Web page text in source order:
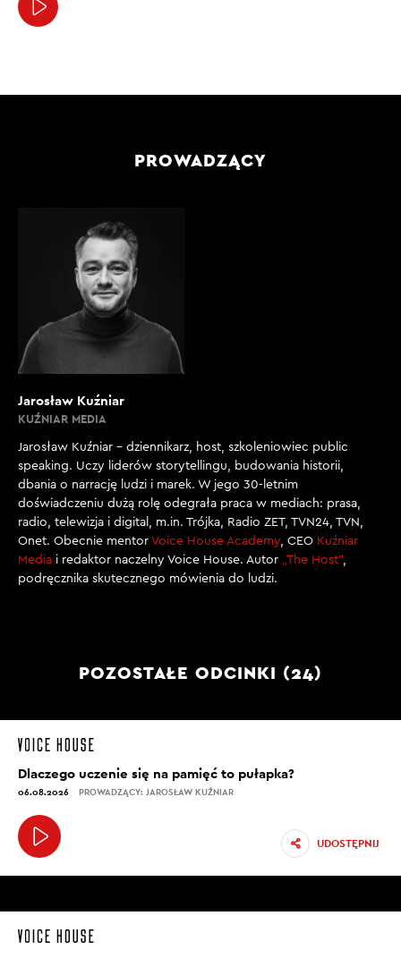
PROWADZĄCY
Jarosław Kuźniar
KUŹNIAR MEDIA
Jarosław Kuźniar – dziennikarz, host, szkoleniowiec public
speaking. Uczy liderów storytellingu, budowania historii,
dbania o narrację ludzi i marek. W jego 30-letnim
doświadczeniu dużą rolę odegrała praca w mediach: prasa,
radio, telewizja i digital, m.in. Trójka, Radio ZET, TVN24, TVN,
Onet. Obecnie mentor Voice House Academy, CEO Kuźniar
Media i redaktor naczelny Voice House. Autor „The Host”,
podręcznika skutecznego mówienia do ludzi.
POZOSTAŁE ODCINKI (24)
Dlaczego uczenie się na pamięć to pułapka?
06.08.2026 PROWADZĄCY: JAROSŁAW KUŹNIAR
UDOSTĘPNIJ